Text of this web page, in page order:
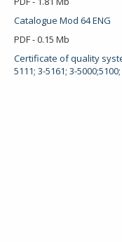
Catalogue Mod 64 ENG
PDF - 0.15 Mb
Certificate of quality
5111; 3-5161; 3-